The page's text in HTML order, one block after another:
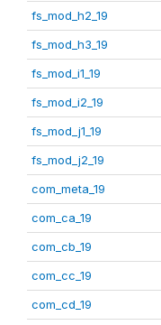
fs_mod_h2_19
fs_mod_h3_19
fs_mod_i1_19
fs_mod_i2_19
fs_mod_j1_19
fs_mod_j2_19
com_meta_19
com_ca_19
com_cb_19
com_cc_19
com_cd_19